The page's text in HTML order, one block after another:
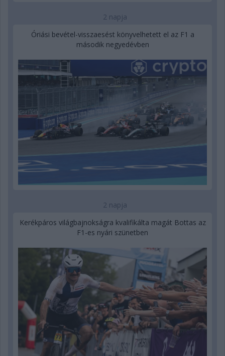
2 napja
Óriási bevétel-visszaesést könyvelhetett el az F1 a
második negyedévben
2 napja
Kerékpáros világbajnokságra kvalifikálta magát Bottas az
F1-es nyári szünetben